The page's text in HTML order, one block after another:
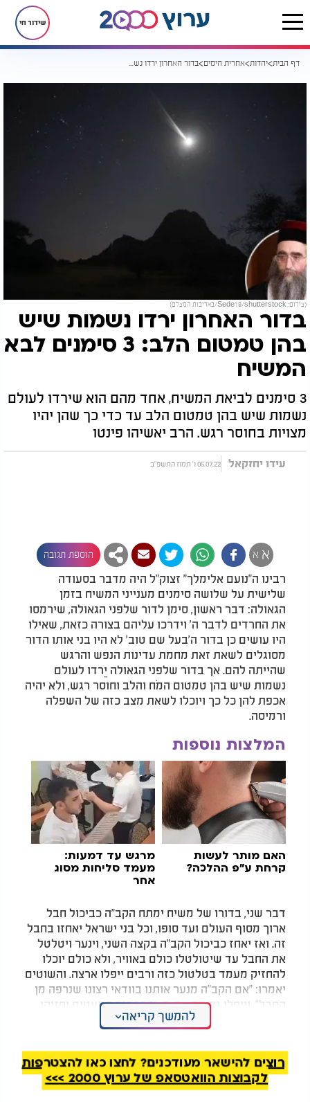
שידור חי
דף הבית יהדות אחרית הימים בדור האחרון ירדו נשמות שיש בהן טמטום הלב: 3 סימנים לבא המשיח
(צילום: Sede19/shutterstock/באדיבות המצלם)
בדור האחרון ירדו נשמות שיש
בהן טמטום הלב: 3 סימנים לבא
המשיח
3 סימנים לביאת המשיח, אחד מהם הוא שירדו לעולם
נשמות שיש בהן טמטום הלב עד כדי כך שהן יהיו
מצויות בחוסר רגש. הרב יאשיהו פינטו
עידו יחזקאל 05.07.22 ו' תמוז התשפ"ב
א א הוספת תגובה
רבינו ה"נועם אלימלך" זצוק"ל היה מדבר בסעודה
שלישית על שלושה סימנים מענייני המשיח בזמן
הגאולה: דבר ראשון, סימן לדור שלפני הגאולה, שירמסו
את החרדים לדבר ה' וידרכו עליהם בצורה כזאת, שאילו
היו עושים כן בדור ה'בעל שם טוב' לא היו בני אותו הדור
מסוגלים לשאת זאת מחמת עדינות הנפש והרגש
שהייתה להם. אך בדור שלפני הגאולה יֵרדו לעולם
נשמות שיש בהן טמטום המֹח והלב וחוסר רגש, ולא יהיה
אכפת להן כל כך ויוכלו לשאת מצב כזה של השפלה
ורמיסה.
המלצות נוספות
האם מותר לעשות
קרחת ע"פ ההלכה?
מרגש עד דמעות:
מעמד סליחות מסוג
אחר
דבר שני, בדורו של משיח ימתח הקב"ה כביכול חבל
ארוך מסוף העולם ועד סופו, וכל בני ישראל יאחזו בחבל
זה. ואז יאחז כביכול הקב"ה בקצה השני, וינער ויטלטל
את החבל עד שיטולטלו כולם באוויר, ולא כולם יוכלו
להחזיק מעמד בטלטול כזה ורבים ייפלו ארצה. והשוטים
יאמרו: "אם הקב"ה מנער אותנו בוודאי רצונו שנרפה מן
החבל", וייפלו גם הם ארצה, והחכמים המעטים יחזיקו
בחבל נחלתו בכל כוחם ומאודם ולא ירפו ממנו, וזה
"חבלו של משיח". והסימן השלישי, שבדורו של משיח
יהיו בורּות נוראה ובלבול בין טוב לרע, והבירור יהיה
באופן הדומה לניפוי הקמח בנפה.
(באדיבות משכן שילה)
להמשך קריאה
רוצים להישאר מעודכנים? לחצו כאן להצטרפות
לקבוצות הוואטסאפ של ערוץ 2000 >>>